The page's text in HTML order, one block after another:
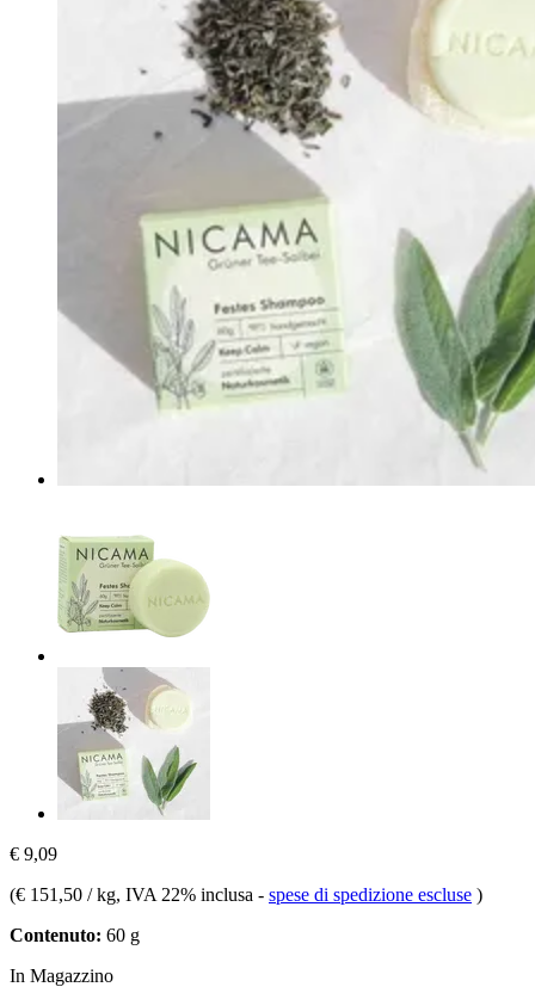
€ 9,09
(€ 151,50 / kg, IVA 22% inclusa - spese di spedizione escluse )
Contenuto: 60 g
In Magazzino